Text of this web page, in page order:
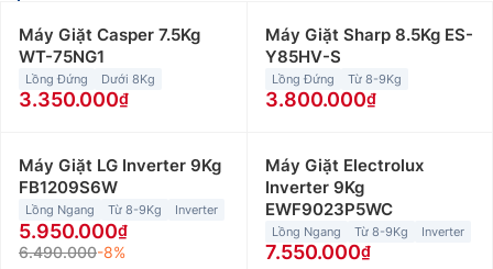
Máy Giặt Casper 7.5Kg
WT-75NG1
Lồng Đứng Dưới 8Kg
3.350.000
Máy Giặt Sharp 8.5Kg ES-
Y85HV-S
Lồng Đứng Từ 8-9Kg
3.800.000
Máy Giặt LG Inverter 9Kg
FB1209S6W
Lồng Ngang Từ 8-9Kg Inverter
5.950.000
6.490.000-8%
Máy Giặt Electrolux
Inverter 9Kg
EWF9023P5WC
Lồng Ngang Từ 8-9Kg Inverter
7.550.000